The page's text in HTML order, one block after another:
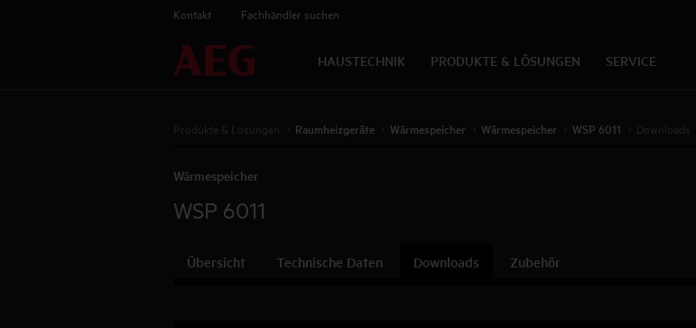
Kontakt Fachhändler suchen
HAUSTECHNIK PRODUKTE & LÖSUNGEN SERVICE
Produkte & Lösungen Raumheizgeräte Wärmespeicher Wärmespeicher WSP 6011 Downloads
Wärmespeicher
WSP 6011
Übersicht Technische Daten Downloads Zubehör